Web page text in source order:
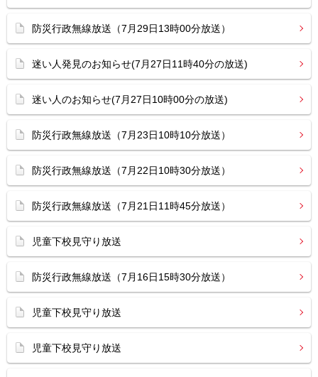
防災行政無線放送（7月29日13時00分放送）
迷い人発見のお知らせ(7月27日11時40分の放送)
迷い人のお知らせ(7月27日10時00分の放送)
防災行政無線放送（7月23日10時10分放送）
防災行政無線放送（7月22日10時30分放送）
防災行政無線放送（7月21日11時45分放送）
児童下校見守り放送
防災行政無線放送（7月16日15時30分放送）
児童下校見守り放送
児童下校見守り放送